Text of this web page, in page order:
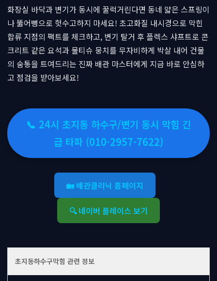
화장실 바닥과 변기가 동시에 꿀럭거린다면 동네 얇은 스프링이
나 뚫어뻥으로 헛수고하지 마세요! 초고화질 내시경으로 막힌
합류 지점의 팩트를 체크하고, 변기 탈거 후 플렉스 샤프트로 콘
크리트 같은 요석과 물티슈 뭉치를 무자비하게 박살 내어 건물
의 숨통을 트여드리는 진짜 배관 마스터에게 지금 바로 안심하
고 점검을 받아보세요!
📞 24시 초지동 하수구/변기 동시 막힘 긴
급 타파 (010-2957-7622)
🏡 배관클리닉 홈페이지
🔍 네이버 플레이스 보기
초지동하수구막힘 관련 정보